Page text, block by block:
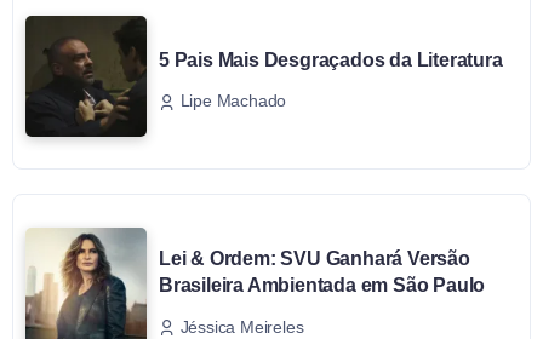
5 Pais Mais Desgraçados da Literatura
Lipe Machado
Lei & Ordem: SVU Ganhará Versão
Brasileira Ambientada em São Paulo
Jéssica Meireles